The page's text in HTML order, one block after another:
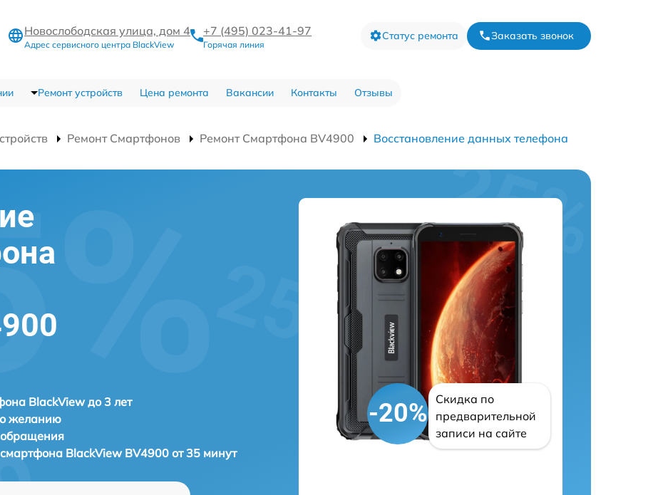
Новослободская улица, дом 4
Адрес сервисного центра BlackView
+7 (495) 023-41-97
Горячая линия
Статус ремонта Заказать звонок
Ремонт устройств Цена ремонта Вакансии Контакты Отзывы
Ремонт Смартфонов Ремонт Смартфона BV4900 Восстановление данных телефона
BlackView до 3 лет
желанию
BlackView BV4900 от 35 минут
-20%
Скидка по
предварительной
записи на сайте